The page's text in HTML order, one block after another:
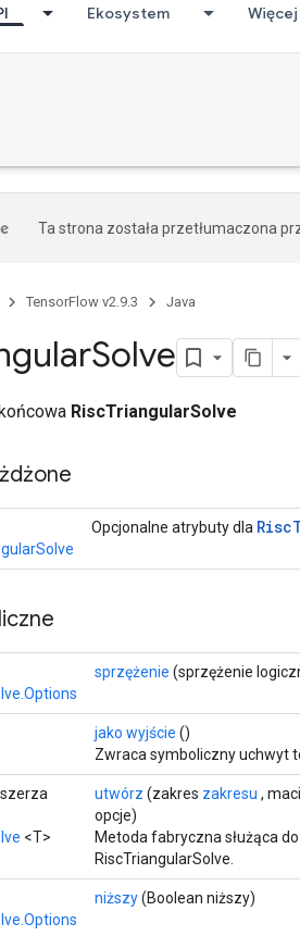
Ekosystem Więcej
Ta strona została przetłumaczona
TensorFlow v2.9.3 Java
Solve
RiscTriangularSolve
Opcjonalne atrybuty dla Risc
sprzężenie (sprzężenie
jako wyjście ()
Zwraca symboliczny uchwyt
<T>
utwórz (zakres zakresu ,
opcje)
Metoda fabryczna służąca
RiscTriangularSolve.
niższy(Boolean niższy)